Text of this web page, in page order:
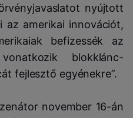
nyújtott
az amerikai innovációt,
befizessék az
blokklánc-
fejlesztő egyénekre”.
november 16-án